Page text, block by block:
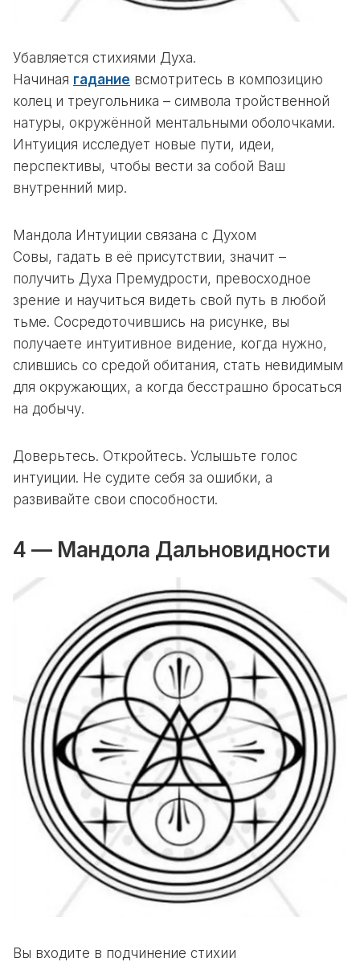
Убавляется стихиями Духа.
Начиная гадание всмотритесь в композицию
колец и треугольника – символа тройственной
натуры, окружённой ментальными оболочками.
Интуиция исследует новые пути, идеи,
перспективы, чтобы вести за собой Ваш
внутренний мир.
Мандола Интуиции связана с Духом
Совы, гадать в её присутствии, значит –
получить Духа Премудрости, превосходное
зрение и научиться видеть свой путь в любой
тьме. Сосредоточившись на рисунке, вы
получаете интуитивное видение, когда нужно,
слившись со средой обитания, стать невидимым
для окружающих, а когда бесстрашно бросаться
на добычу.
Доверьтесь. Откройтесь. Услышьте голос
интуиции. Не судите себя за ошибки, а
развивайте свои способности.
4 — Мандола Дальновидности
Вы входите в подчинение стихии